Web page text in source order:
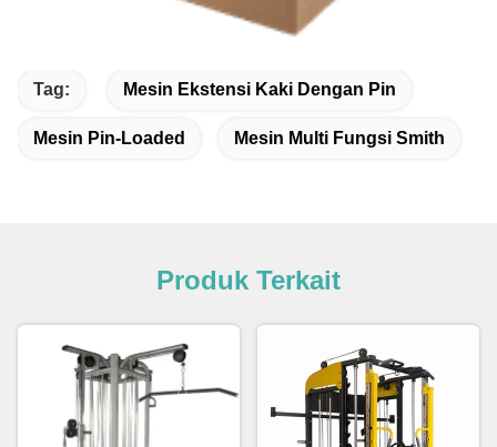
Tag: Mesin Ekstensi Kaki Dengan Pin
Mesin Pin-Loaded Mesin Multi Fungsi Smith
Produk Terkait